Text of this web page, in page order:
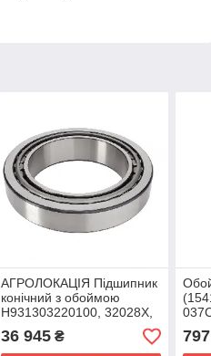
АГРОЛОКАЦІЯ Підшипник
конічний з обоймою
H931303220100, 32028X,
90-8098T1 AGCO Parts
(унікальний ID:
36 945₴